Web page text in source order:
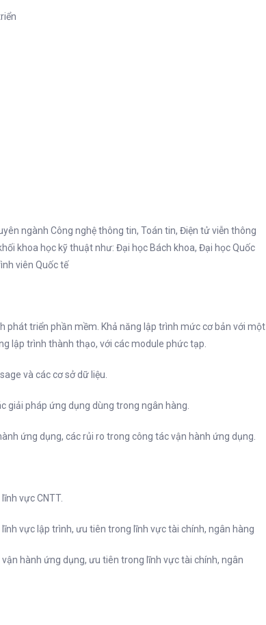
ngành Công nghệ thông tin, Toán tin, Điện tử viễn thông
khoa học kỹ thuật như: Đại học Bách khoa, Đại học Quốc
viên Quốc tế
phát triển phần mềm. Khả năng lập trình mức cơ bản với một
lập trình thành thạo, với các module phức tạp.
và các cơ sở dữ liệu.
giải pháp ứng dụng dùng trong ngân hàng.
ứng dụng, các rủi ro trong công tác vận hành ứng dụng.
vực CNTT.
vực lập trình, ưu tiên trong lĩnh vực tài chính, ngân hàng
hành ứng dụng, ưu tiên trong lĩnh vực tài chính, ngân